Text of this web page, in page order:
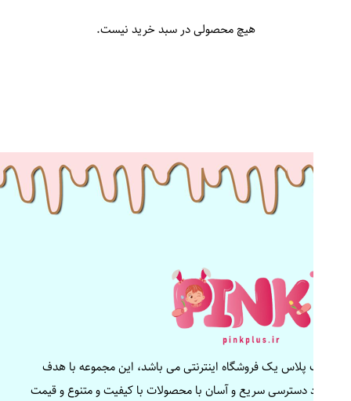
هیچ محصولی در سبد خرید نیست.
پینک پلاس یک فروشگاه اینترنتی می باشد، این مجموعه با هدف
ایجاد دسترسی سریع و آسان با محصولات با کیفیت و متنوع و قیمت